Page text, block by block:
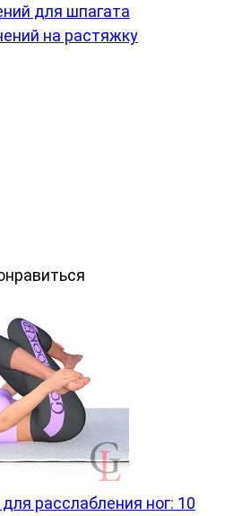
для шпагата
на растяжку
расслабления ног: 10